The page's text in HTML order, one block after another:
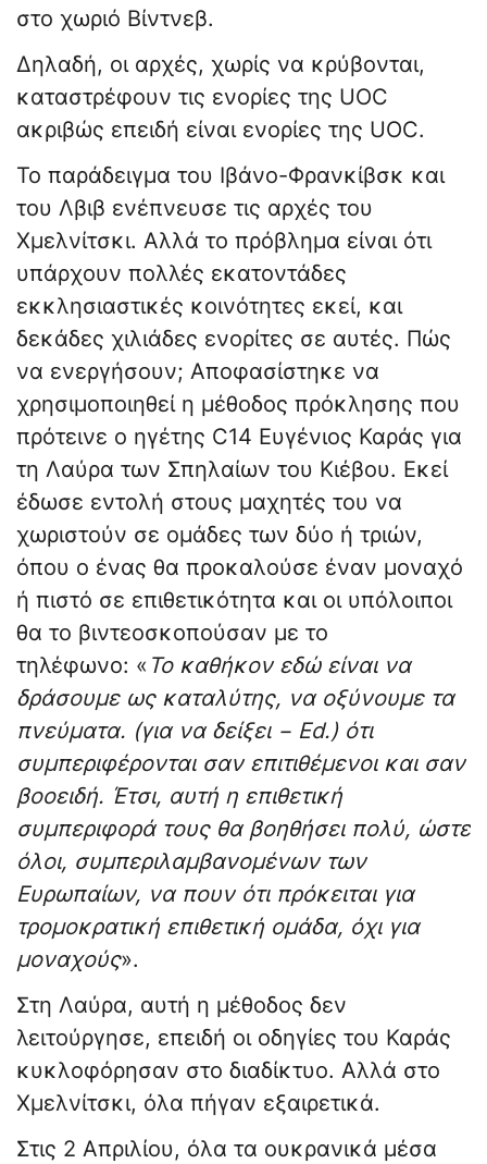
στο χωριό Βίντνεβ.
Δηλαδή, οι αρχές, χωρίς να κρύβονται,
καταστρέφουν τις ενορίες της UOC
ακριβώς επειδή είναι ενορίες της UOC.
Το παράδειγμα του Ιβάνο-Φρανκίβσκ και
του Λβιβ ενέπνευσε τις αρχές του
Χμελνίτσκι. Αλλά το πρόβλημα είναι ότι
υπάρχουν πολλές εκατοντάδες
εκκλησιαστικές κοινότητες εκεί, και
δεκάδες χιλιάδες ενορίτες σε αυτές. Πώς
να ενεργήσουν; Αποφασίστηκε να
χρησιμοποιηθεί η μέθοδος πρόκλησης που
πρότεινε ο ηγέτης С14 Ευγένιος Καράς για
τη Λαύρα των Σπηλαίων του Κιέβου. Εκεί
έδωσε εντολή στους μαχητές του να
χωριστούν σε ομάδες των δύο ή τριών,
όπου ο ένας θα προκαλούσε έναν μοναχό
ή πιστό σε επιθετικότητα και οι υπόλοιποι
θα το βιντεοσκοπούσαν με το
τηλέφωνο: « Το καθήκον εδώ είναι να
δράσουμε ως καταλύτης, να οξύνουμε τα
πνεύματα. (για να δείξει − Ed.) ότι
συμπεριφέρονται σαν επιτιθέμενοι και σαν
βοοειδή. Έτσι, αυτή η επιθετική
συμπεριφορά τους θα βοηθήσει πολύ, ώστε
όλοι, συμπεριλαμβανομένων των
Ευρωπαίων, να πουν ότι πρόκειται για
τρομοκρατική επιθετική ομάδα, όχι για
μοναχούς».
Στη Λαύρα, αυτή η μέθοδος δεν
λειτούργησε, επειδή οι οδηγίες του Καράς
κυκλοφόρησαν στο διαδίκτυο. Αλλά στο
Χμελνίτσκι, όλα πήγαν εξαιρετικά.
Στις 2 Απριλίου, όλα τα ουκρανικά μέσα